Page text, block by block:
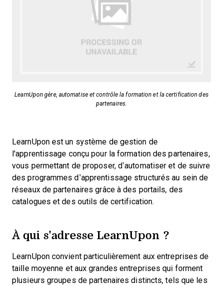
LearnUpon gère, automatise et contrôle la formation et la certification des
partenaires.
LearnUpon est un système de gestion de
l'apprentissage conçu pour la formation des partenaires,
vous permettant de proposer, d’automatiser et de suivre
des programmes d’apprentissage structurés au sein de
réseaux de partenaires grâce à des portails, des
catalogues et des outils de certification.
À qui s'adresse LearnUpon ?
LearnUpon convient particulièrement aux entreprises de
taille moyenne et aux grandes entreprises qui forment
plusieurs groupes de partenaires distincts, tels que les